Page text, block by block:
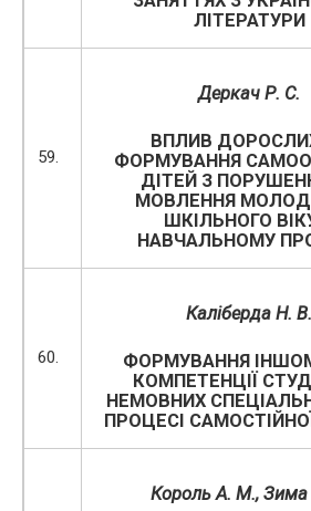
ЛІТЕРАТУРИ
59.
Деркач Р. С.
ВПЛИВ
ФОРМУВАННЯ
ДІТЕЙ З
МОВЛЕННЯ
ШКІЛЬНОГО
НАВЧАЛЬНОМУ
60.
Каліберда Н. В.
ФОРМУВАННЯ
КОМПЕТЕНЦІЇ
НЕМОВНИХ
ПРОЦЕСІ
Король А. М., Зима